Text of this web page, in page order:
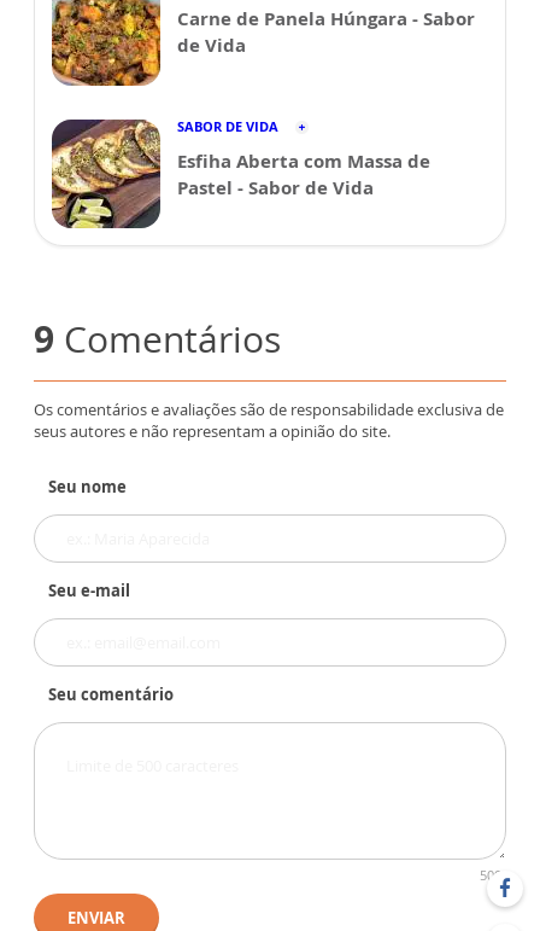
Carne de Panela Húngara - Sabor
de Vida
SABOR DE VIDA
Esfiha Aberta com Massa de
Pastel - Sabor de Vida
9 Comentários
Os comentários e avaliações são de responsabilidade exclusiva de
seus autores e não representam a opinião do site.
Seu nome
Seu e-mail
Seu comentário
500
ENVIAR